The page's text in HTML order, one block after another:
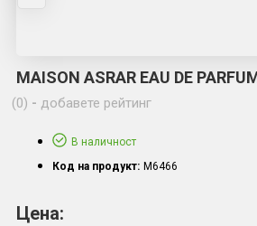
MAISON ASRAR EAU DE
(0) - добавете рейтинг
Цена:
В наличност
Код на продукт: M6466